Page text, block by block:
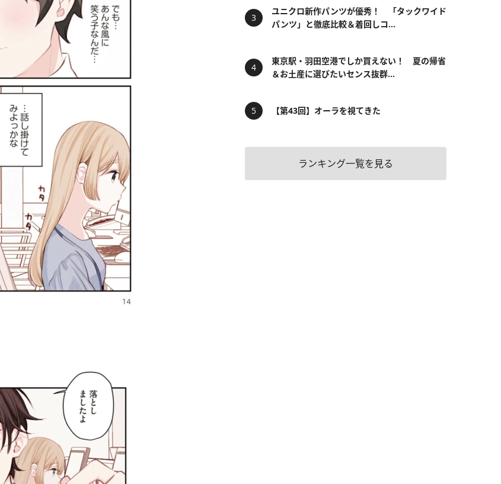
ユニクロ新作パンツが優秀！ 「タックワイド
パンツ」と徹底比較＆着回しコ...
東京駅・羽田空港でしか買えない！ 夏の帰省
＆お土産に選びたいセンス抜群...
【第43回】オーラを視てきた
ランキング一覧を見る